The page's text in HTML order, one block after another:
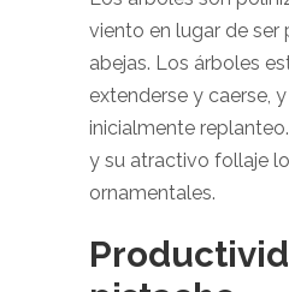
viento en lugar de ser
abejas. Los árboles
extenderse y caerse,
inicialmente
y su atractivo follaje
ornamentales.